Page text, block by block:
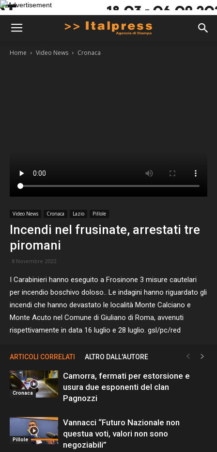
Home Video News Cronaca
Video News Cronaca Lazio Pillole
Incendi nel frusinate, arrestati tre
piromani
8 Novembre 2022
I Carabinieri hanno eseguito a Frosinone 3 misure cautelari
per incendio boschivo doloso.. Le indagini hanno riguardato gli
incendi che hanno devastato le località Monte Calciano e
Monte Acuto nel Comune di Giuliano di Roma, avvenuti
rispettivamente in data 16 luglio e 28 luglio. gsl/pc/red
ARTICOLI CORRELATI ALTRO DALL'AUTORE
Cronaca
Camorra, fermati per estorsione e
usura due esponenti del clan
Pagnozzi
Pillole
Vannacci “Futuro Nazionale non
questua voti, valori non sono
negoziabili”